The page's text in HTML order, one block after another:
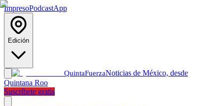
ImpresoPodcastApp
Edición
QuintaFuerzaNoticias de México, desde
Quintana Roo
Suscríbete gratis